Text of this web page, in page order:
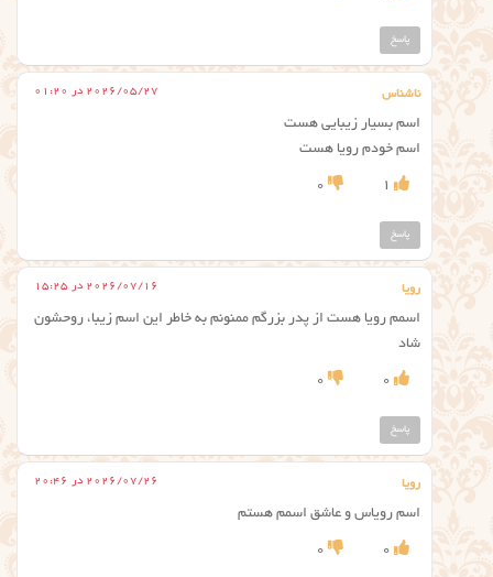
پاسخ
ناشناس 2026/05/27 در 01:20
اسم بسیار زیبایی هست
اسم خودم رویا هست
1
0
پاسخ
رویا 2026/07/16 در 15:25
اسمم رویا هست از پدر بزرگم ممنونم به خاطر این اسم زیبا، روحشون
شاد
0
0
پاسخ
رویا 2026/07/26 در 20:46
اسم رویاس و عاشق اسمم هستم
0
0